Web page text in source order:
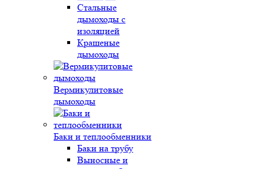
Стальные
дымоходы с
изоляцией
Крашеные
дымоходы
Вермикулитовые
дымоходы
Баки и теплообменники
Баки на трубу
Выносные и